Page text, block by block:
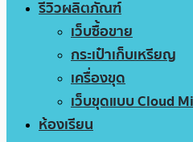
รีวิวผลิตภัณฑ์
เว็บซื้อขาย
กระเป๋าเก็บเหรียญ
เครื่องขุด
เว็บขุดแบบ Cloud
ห้องเรียน